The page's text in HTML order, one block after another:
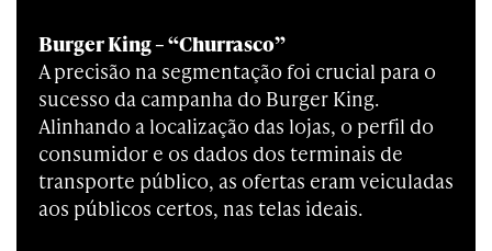
Burger King – “Churrasco”
A precisão na segmentação foi crucial para o
sucesso da campanha do Burger King.
Alinhando a localização das lojas, o perfil do
consumidor e os dados dos terminais de
transporte público, as ofertas eram veiculadas
aos públicos certos, nas telas ideais.